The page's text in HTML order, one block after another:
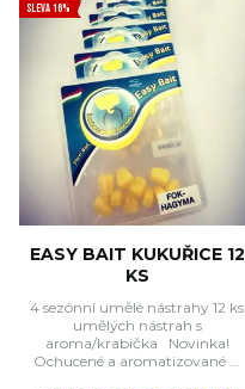
SLEVA 16%
EASY BAIT KUKUŘICE 12
KS
4 sezónní umělé nástrahy 12 ks
umělých nástrah s
aroma/krabička Novinka!
Ochucené a aromatizované ...